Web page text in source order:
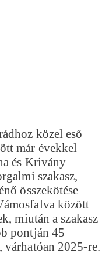
közel eső
már évekkel
és Krivány
szakasz,
összekötése
között
miután a szakasz
pontján 45
2025-re.